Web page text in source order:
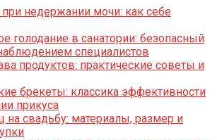
недержании мочи: как себе
голодание в санатории: безопасный
специалистов
продуктов: практические советы и
брекеты: классика эффективности
прикуса
на свадьбу: материалы, размер и